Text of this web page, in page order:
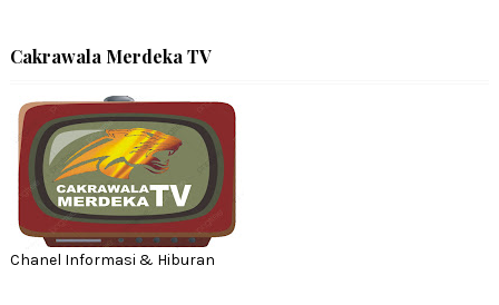
Cakrawala Merdeka TV
Chanel Informasi & Hiburan